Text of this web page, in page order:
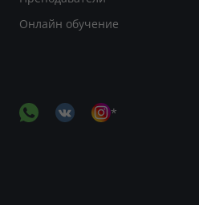
Онлайн обучение
*